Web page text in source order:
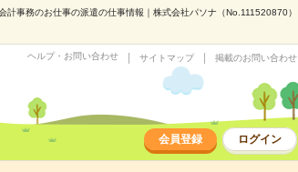
事務のお仕事の派遣の仕事情報｜株式会社パソナ（No.111520870）
ヘルプ・お問い合わせ サイトマップ 掲載のお問い合わせ
会員登録 ログイン